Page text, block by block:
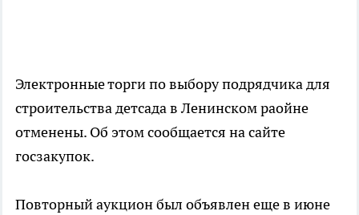
Электронные торги по выбору подрядчика для
строительства детсада в Ленинском раойне
отменены. Об этом сообщается на сайте
госзакупок.
Повторный аукцион был объявлен еще в июне